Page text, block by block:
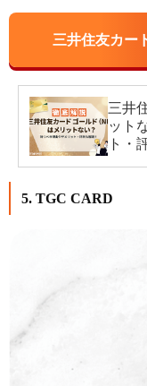
三井住友カー
三井
ット
ト・
5. TGC CARD